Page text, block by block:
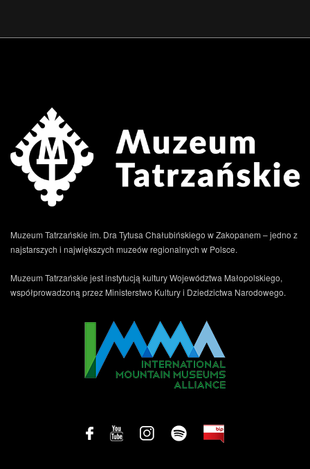
Muzeum Tatrzańskie im. Dra Tytusa Chałubińskiego w Zakopanem – jedno z
najstarszych i największych muzeów regionalnych w Polsce.
Muzeum Tatrzańskie jest instytucją kultury Województwa Małopolskiego,
współprowadzoną przez Ministerstwo Kultury i Dziedzictwa Narodowego.